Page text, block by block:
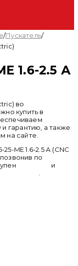
/Пускатель/
1.6-2.5 А
во
купить в
гарантию, а также
на сайте.
ME 1.6-2.5 А (CNC
по
и